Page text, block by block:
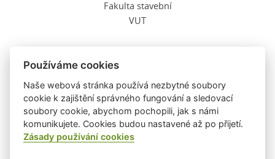
Fakulta stavební
VUT
O TĚCHTO WWW
Ochrana osobních údajů
O těchto stránkách
Informace o cookies
Používáme cookies
Naše webová stránka používá nezbytné soubory
cookie k zajištění správného fungování a sledovací
soubory cookie, abychom pochopili, jak s námi
komunikujete. Cookies budou nastavené až po přijetí.
Zásady používání cookies